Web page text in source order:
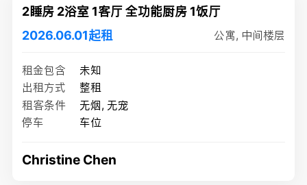
2睡房 2浴室 1客厅 全功能厨房 1饭厅
2026.06.01起租
公寓, 中间楼层
租金包含
未知
出租方式
整租
租客条件
无烟, 无宠
停车
车位
Christine Chen